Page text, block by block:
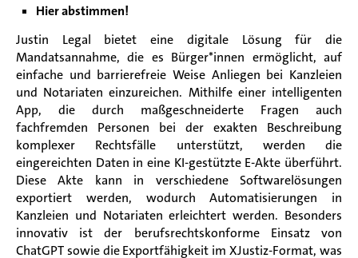
Hier abstimmen!
Justin Legal bietet eine digitale Lösung für die
Mandatsannahme, die es Bürger*innen ermöglicht, auf
einfache und barrierefreie Weise Anliegen bei Kanzleien
und Notariaten einzureichen. Mithilfe einer intelligenten
App, die durch maßgeschneiderte Fragen auch
fachfremden Personen bei der exakten Beschreibung
komplexer Rechtsfälle unterstützt, werden die
eingereichten Daten in eine KI-gestützte E-Akte überführt.
Diese Akte kann in verschiedene Softwarelösungen
exportiert werden, wodurch Automatisierungen in
Kanzleien und Notariaten erleichtert werden. Besonders
innovativ ist der berufsrechtskonforme Einsatz von
ChatGPT sowie die Exportfähigkeit im XJustiz-Format, was